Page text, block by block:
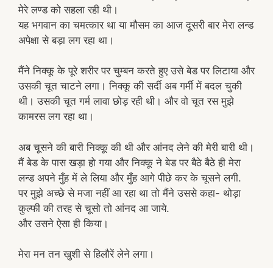
मेरे लण्ड को सहला रही थी।
यह भगवान का चमत्कार था या मौसम का आज दूसरी बार मेरा लन्ड
अपेक्षा से बड़ा लग रहा था।
मैंने निक्कू के पूरे शरीर पर चुम्बन करते हुए उसे बेड पर लिटाया और
उसकी चूत चाटने लगा। निक्कू की सर्दी अब गर्मी में बदल चुकी
थी। उसकी चूत गर्म लावा छोड़ रही थी। और वो चूत रस मुझे
कामरस लग रहा था।
अब चूसने की बारी निक्कू की थी और आंनद लेने की मेरी बारी थी।
मैं बेड के पास खड़ा हो गया और निक्कू ने बेड पर बैठे बैठे ही मेरा
लन्ड अपने मुँह में ले लिया और मुँह आगे पीछे कर के चूसने लगी.
पर मुझे अच्छे से मजा नहीं आ रहा था तो मैंने उससे कहा- थोड़ा
कुल्फी की तरह से चूसो तो आंनद आ जाये.
और उसने ऐसा ही किया।
मेरा मन तन खुशी से हिलौरें लेने लगा।